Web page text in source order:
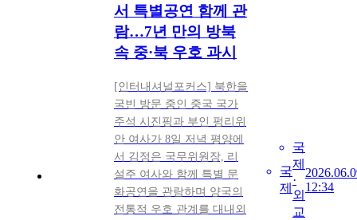
서 특별공연 함께 관
람…7년 만의 방북
속 중·북 우호 과시
[인터내셔널포커스] 북한을
국빈 방문 중인 중국 국가
주석 시진핑과 부인 펑리위
안 여사가 8일 저녁 평양에
서 김정은 국무위원장, 리
설주 여사와 함께 특별 문
화공연을 관람하며 양국의
전통적 우호 관계를 대내외
국
제
국
제
·
외
교
12:34